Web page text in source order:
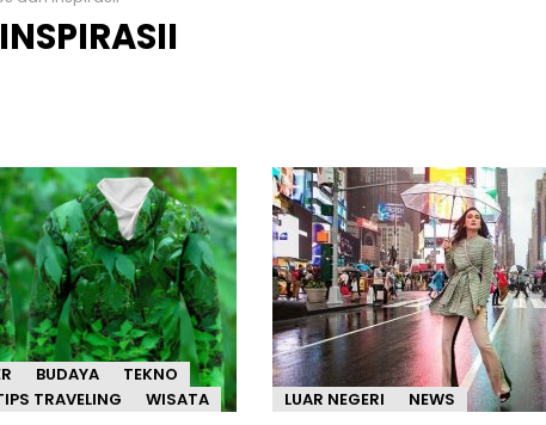
BUDAYA
TEKNO
TRAVELING WISATA LUAR NEGERI NEWS